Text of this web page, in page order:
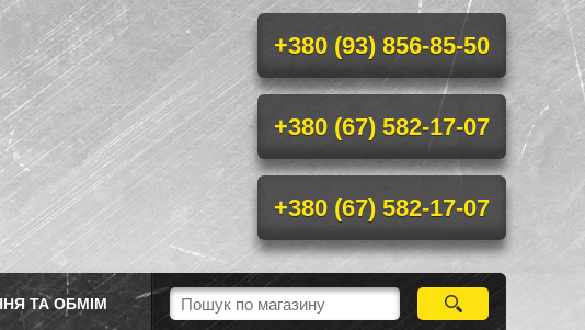
+380 (93) 856-85-50
+380 (67) 582-17-07
+380 (67) 582-17-07
ТА ОБМІМ